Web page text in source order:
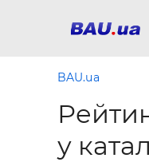
BAU.ua
у